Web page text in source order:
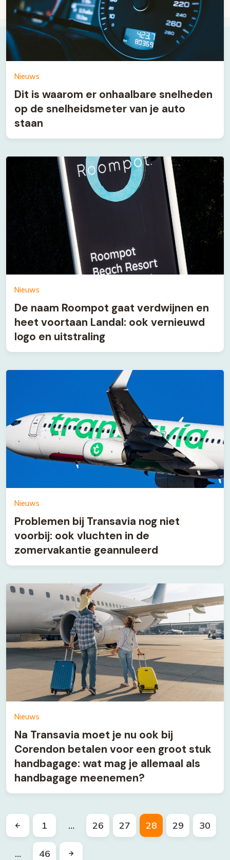
Nieuws
Dit is waarom er onhaalbare snelheden
op de snelheidsmeter van je auto
staan
Nieuws
De naam Roompot gaat verdwijnen en
heet voortaan Landal: ook vernieuwd
logo en uitstraling
Nieuws
Problemen bij Transavia nog niet
voorbij: ook vluchten in de
zomervakantie geannuleerd
Nieuws
Na Transavia moet je nu ook bij
Corendon betalen voor een groot stuk
handbagage: wat mag je allemaal als
handbagage meenemen?
1 … 26 27 28 29 30
… 46